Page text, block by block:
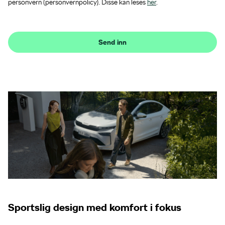
personvern (personvernpolicy). Disse kan leses her.
Send inn
Sportslig design med komfort i fokus